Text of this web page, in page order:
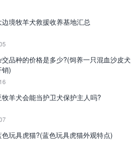
境牧羊犬救援收养基地汇总
品种的价格是多少?(饲养一只混血沙皮犬
销)
羊犬会能当护卫犬保护主人吗?
玩具虎猫?(蓝色玩具虎猫外观特点)